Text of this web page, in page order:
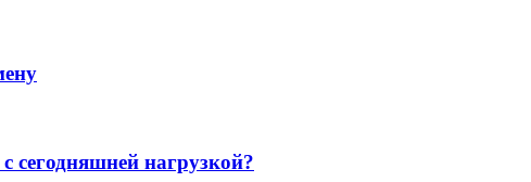
сегодняшней нагрузкой?